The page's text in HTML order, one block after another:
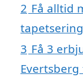
2 Få alltid
3 Få 3